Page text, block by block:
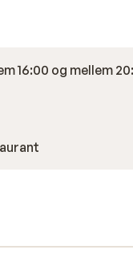
16:00 og mellem